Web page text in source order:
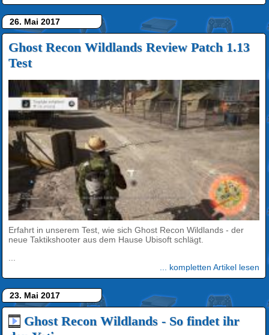
26. Mai 2017
Ghost Recon Wildlands Review Patch 1.13
Test
Erfahrt in unserem Test, wie sich Ghost Recon Wildlands - der
neue Taktikshooter aus dem Hause Ubisoft schlägt.
... kompletten Artikel lesen
23. Mai 2017
Ghost Recon Wildlands - So findet ihr